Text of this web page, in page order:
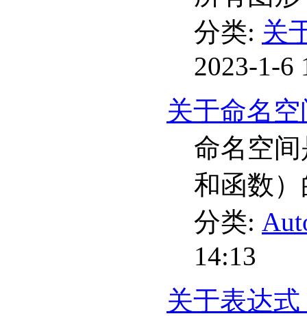
分类: 关
2023-1-6
关于命名
命名空
和函数
分类:
14:13
关于表达